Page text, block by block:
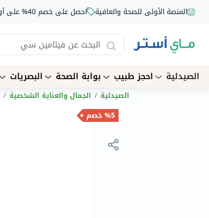
المنصة الأولى للصحة والعافية احصل على خصم 40% على أول طلب من الصيدلية أونلاين استخدم الكود: NEW40
الصيدلية احجز طبيب بوابة الصحة البصريات
الصيدلية / الجمال والعناية الشخصية /
%5 خصم